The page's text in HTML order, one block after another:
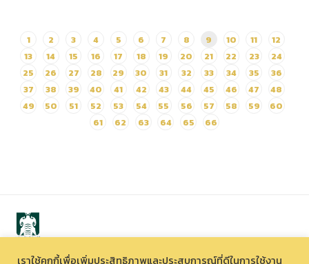
ครุภัณฑ์คอมพิวเตอร์และ
อุปกรณ์คอมพิวเตอร์ ประจำ
ปีงบประมาณ พ.ศ. 2567 ด้วย
วิธีประกวดราคา
อิเล็กทรอนิกส์ (e-bidding)
1 2 3 4 5 6 7 8 9 10 11
12
13
14 15 16 17 18 19 20 21 22 23
24
25
26 27 28 29 30 31 32 33 34 35
36
37
38 39 40 41 42 43 44 45 46 47
48
49
50 51 52 53 54 55 56 57 58 59
60
61
62 63 64 65 66
เราใช้คุกกี้เพื่อเพิ่มประสิทธิภาพและประสบการณ์ที่ดีในการใช้งาน